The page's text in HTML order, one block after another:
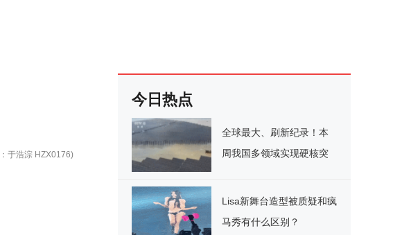
：于浩淙 HZX0176)
今日热点
全球最大、刷新纪录！本
周我国多领域实现硬核突
Lisa新舞台造型被质疑和疯
马秀有什么区别？